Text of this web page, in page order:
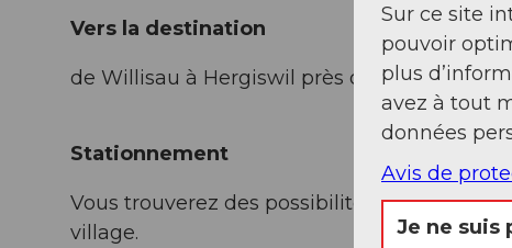
Vers la destination
de Willisau à Hergiswil près de Willisau, 6
Stationnement
Vous trouverez des possibilités de
village.
Sur ce site
pouvoir
plus
avez à tout
données
Avis de
Je ne suis